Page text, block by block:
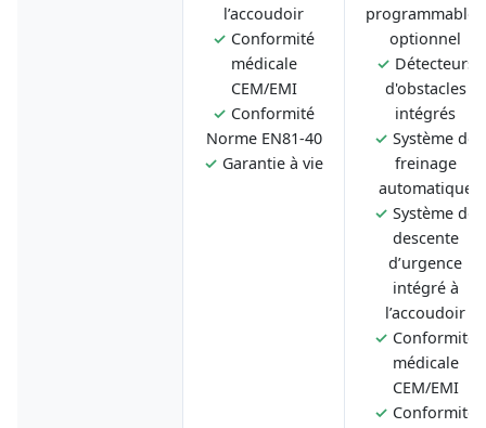
l’accoudoir
✓ Conformité
médicale
CEM/EMI
✓ Conformité
Norme EN81-40
✓ Garantie à vie
programmable -
optionnel
✓ Détecteurs
d'obstacles
intégrés
✓ Système de
freinage
automatique
✓ Système de
descente
d’urgence
intégré à
l’accoudoir
✓ Conformité
médicale
CEM/EMI
✓ Conformité